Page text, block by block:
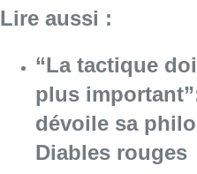
Lire aussi :
“La tactique
plus
dévoile sa
Diables rouges